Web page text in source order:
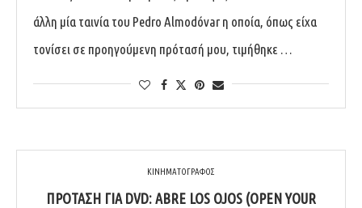
άλλη μία ταινία του Pedro Almodóvar η οποία, όπως είχα
τονίσει σε προηγούμενη πρότασή μου, τιμήθηκε …
ΚΙΝΗΜΑΤΟΓΡΑΦΟΣ
ΠΡΌΤΑΣΗ ΓΙΑ DVD: ABRE LOS OJOS (OPEN YOUR